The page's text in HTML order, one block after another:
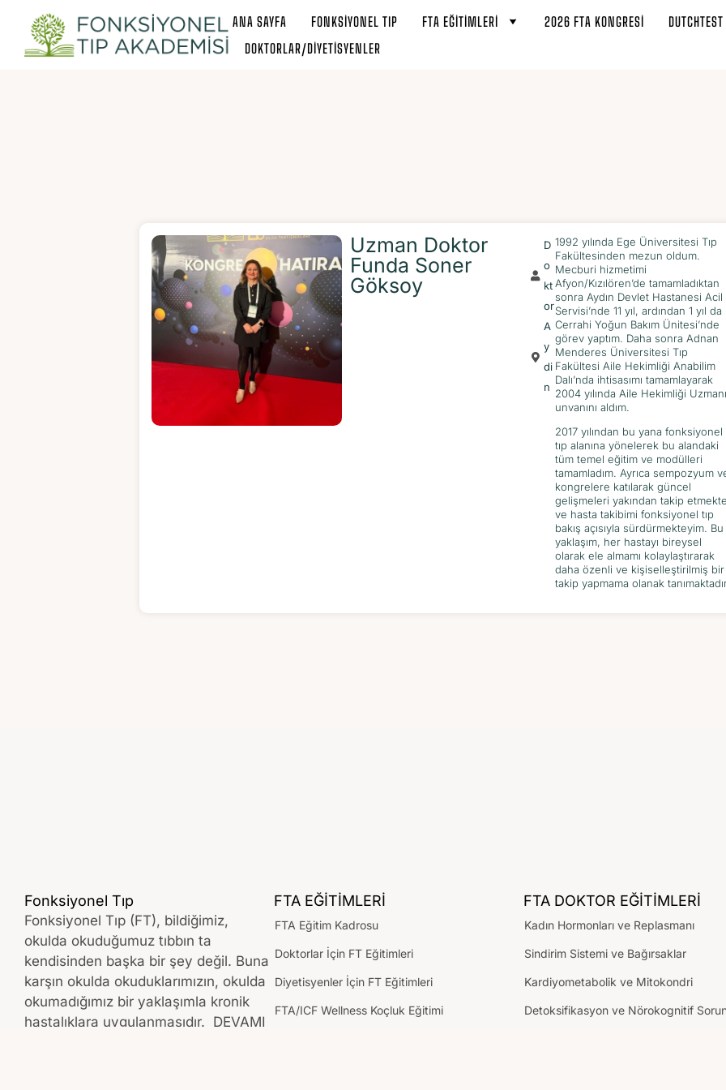
ANA SAYFA FONKSIYONEL TIP FTA EĞITIMLERI 2026 FTA KONGRESI
DUTCHTEST
DOKTORLAR/DIYETISYENLER
Uzman Doktor
Funda Soner
Göksoy
D
O
Kt
Or
A
Y
Di
N
1992 yılında Ege Üniversitesi Tıp
Fakültesinden mezun oldum.
Mecburi hizmetimi
Afyon/Kızılören’de tamamladıktan
sonra Aydın Devlet Hastanesi Acil
Servisi’nde 11 yıl, ardından 1 yıl da
Cerrahi Yoğun Bakım Ünitesi’nde
görev yaptım. Daha sonra Adnan
Menderes Üniversitesi Tıp
Fakültesi Aile Hekimliği Anabilim
Dalı’nda ihtisasımı tamamlayarak
2004 yılında Aile Hekimliği Uzmanı
unvanını aldım.
2017 yılından bu yana fonksiyonel
tıp alanına yönelerek bu alandaki
tüm temel eğitim ve modülleri
tamamladım. Ayrıca sempozyum
kongrelere katılarak güncel
gelişmeleri yakından takip etmekte
ve hasta takibimi fonksiyonel tıp
bakış açısıyla sürdürmekteyim. Bu
yaklaşım, her hastayı bireysel
olarak ele almamı kolaylaştırarak
daha özenli ve kişiselleştirilmiş bir
takip yapmama olanak
Fonksiyonel Tıp
Fonksiyonel Tıp (FT), bildiğimiz,
okulda okuduğumuz tıbbın ta
kendisinden başka bir şey değil. Buna
karşın okulda okuduklarımızın, okulda
okumadığımız bir yaklaşımla kronik
hastalıklara uygulanmasıdır. DEVAMI
FTA EĞİTİMLERİ
FTA Eğitim Kadrosu
Doktorlar İçin FT Eğitimleri
Diyetisyenler İçin FT Eğitimleri
FTA/ICF Wellness Koçluk Eğitimi
FTA DOKTOR EĞİTİMLERİ
Kadın Hormonları ve Replasmanı
Sindirim Sistemi ve Bağırsaklar
Kardiyometabolik ve Mitokondri
Detoksifikasyon ve Nörokognitif